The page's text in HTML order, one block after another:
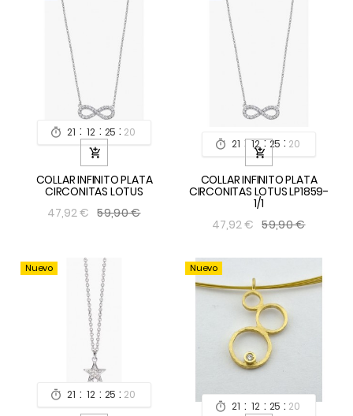
 21 : 12 : 25 : 19

COLLAR INFINITO PLATA
CIRCONITAS LOTUS
47,92 € 59,90 €
 21 : 12 : 25 : 19

COLLAR INFINITO PLATA
CIRCONITAS LOTUS LP1859-
1/1
47,92 € 59,90 €
Nuevo
 21 : 12 : 25 : 19
Nuevo
 21 : 12 : 25 : 19